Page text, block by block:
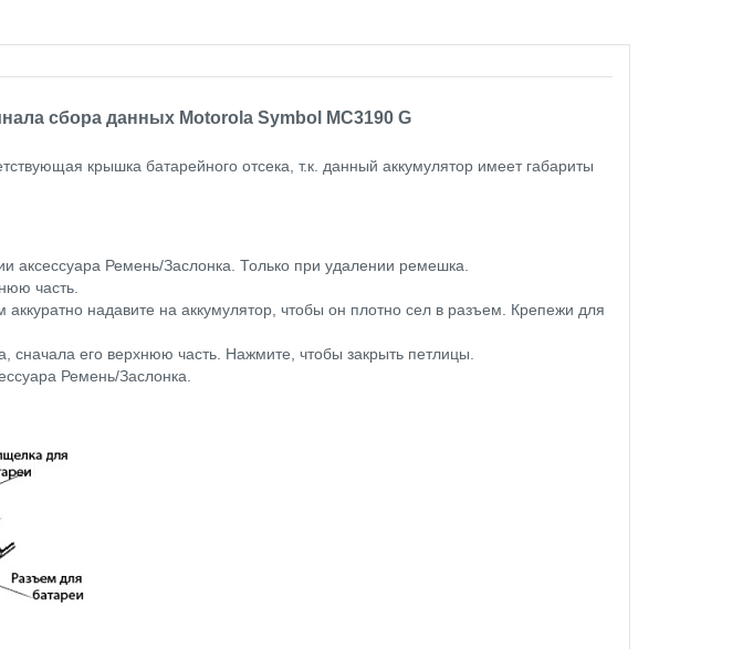
сбора данных Motorola Symbol MC3190 G
крышка батарейного отсека, т.к. данный аккумулятор имеет габариты
аксессуара Ремень/Заслонка. Только при удалении ремешка.
часть.
надавите на аккумулятор, чтобы он плотно сел в разъем. Крепежи для
сначала его верхнюю часть. Нажмите, чтобы закрыть петлицы.
Ремень/Заслонка.